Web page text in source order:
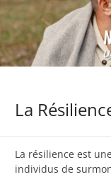
La
La résilience est
individus de